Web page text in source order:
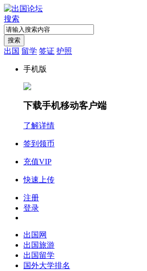
搜索
搜索
出国 留学 签证 护照
手机版
下载手机移动客户端
了解详情
签到领币
充值VIP
快速上传
注册
登录
出国网
出国旅游
出国留学
国外大学排名